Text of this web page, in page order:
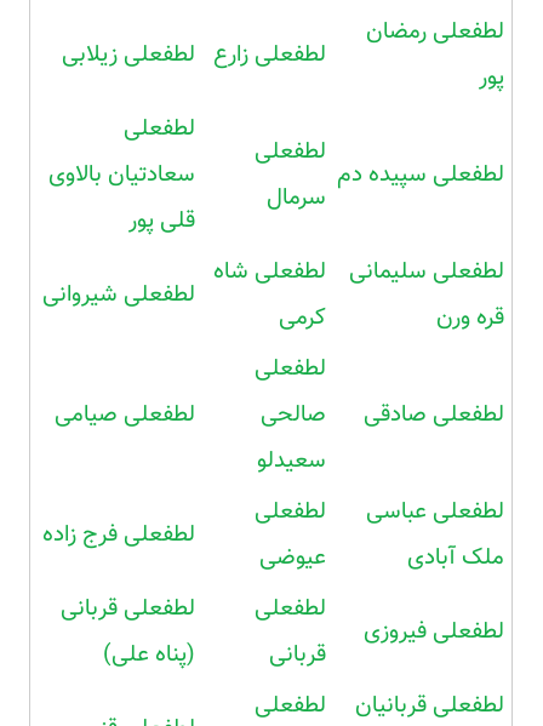
لطفعلی رمضان
پور
لطفعلی زارع لطفعلی زیلابی
لطفعلی سپیده دم
لطفعلی
سرمال
لطفعلی
سعادتیان بالاوی
قلی پور
لطفعلی سلیمانی
قره ورن
لطفعلی شاه
کرمی
لطفعلی شیروانی
لطفعلی صادقی
لطفعلی
صالحی
سعیدلو
لطفعلی صیامی
لطفعلی عباسی
ملک آبادی
لطفعلی
عیوضی
لطفعلی فرج زاده
لطفعلی فیروزی
لطفعلی
قربانی
لطفعلی قربانی
(پناه علی)
لطفعلی قربانیان
لطفعلی